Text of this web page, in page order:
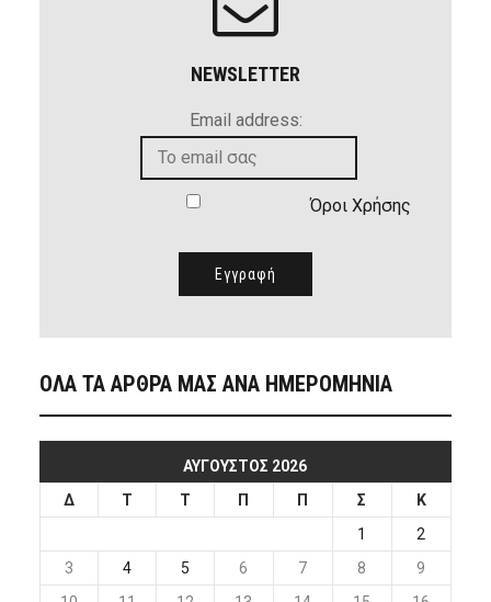
NEWSLETTER
Email address:
Όροι Χρήσης
ΟΛΑ ΤΑ ΑΡΘΡΑ ΜΑΣ ΑΝΑ ΗΜΕΡΟΜΗΝΙΑ
ΑΎΓΟΥΣΤΟΣ 2026
Δ
Τ Τ Π Π Σ
Κ
1
2
3
4 5 6 7 8
9